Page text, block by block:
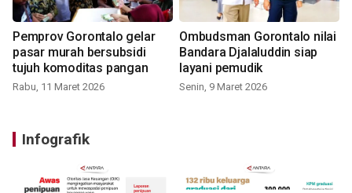
Pemprov Gorontalo gelar
pasar murah bersubsidi
tujuh komoditas pangan
Rabu, 11 Maret 2026
Ombudsman Gorontalo nilai
Bandara Djalaluddin siap
layani pemudik
Senin, 9 Maret 2026
Infografik